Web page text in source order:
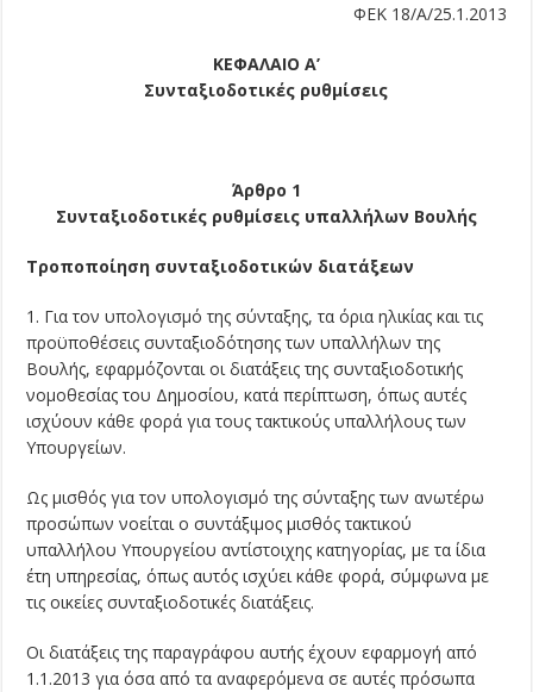
ΦΕΚ 18/Α/25.1.2013
ΚΕΦΑΛΑΙΟ Α’
Συνταξιοδοτικές ρυθμίσεις
Άρθρο 1
Συνταξιοδοτικές ρυθμίσεις υπαλλήλων Βουλής
Τροποποίηση συνταξιοδοτικών διατάξεων
1. Για τον υπολογισμό της σύνταξης, τα όρια ηλικίας και τις
προϋποθέσεις συνταξιοδότησης των υπαλλήλων της
Βουλής, εφαρμόζονται οι διατάξεις της συνταξιοδοτικής
νομοθεσίας του Δημοσίου, κατά περίπτωση, όπως αυτές
ισχύουν κάθε φορά για τους τακτικούς υπαλλήλους των
Υπουργείων.
Ως μισθός για τον υπολογισμό της σύνταξης των ανωτέρω
προσώπων νοείται ο συντάξιμος μισθός τακτικού
υπαλλήλου Υπουργείου αντίστοιχης κατηγορίας, με τα ίδια
έτη υπηρεσίας, όπως αυτός ισχύει κάθε φορά, σύμφωνα με
τις οικείες συνταξιοδοτικές διατάξεις.
Οι διατάξεις της παραγράφου αυτής έχουν εφαρμογή από
1.1.2013 για όσα από τα αναφερόμενα σε αυτές πρόσωπα